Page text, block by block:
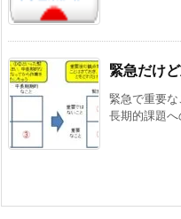
緊急だけ
緊急で重要
長期的課題